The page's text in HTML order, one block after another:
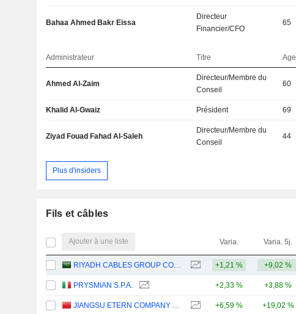
Bahaa Ahmed Bakr Eissa
Directeur
Financier/CFO
65
Administrateur Titre Age
Ahmed Al-Zaim
Directeur/Membre du
Conseil
60
Khalid Al-Gwaiz Président 69
Ziyad Fouad Fahad Al-Saleh
Directeur/Membre du
Conseil
44
Plus d'insiders
Fils et câbles
Ajouter à une liste Varia. Varia. 5j.
+1,21 % +9,02 %
PRYSMIAN S.P.A. +2,33 % +3,88 %
+6,59 % +19,02 %